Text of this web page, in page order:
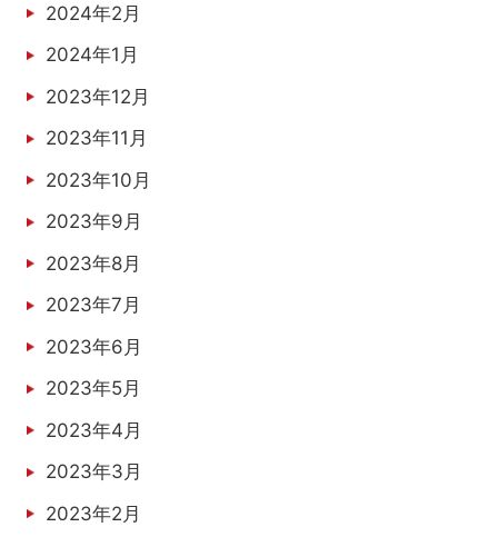
2024年2月
2024年1月
2023年12月
2023年11月
2023年10月
2023年9月
2023年8月
2023年7月
2023年6月
2023年5月
2023年4月
2023年3月
2023年2月